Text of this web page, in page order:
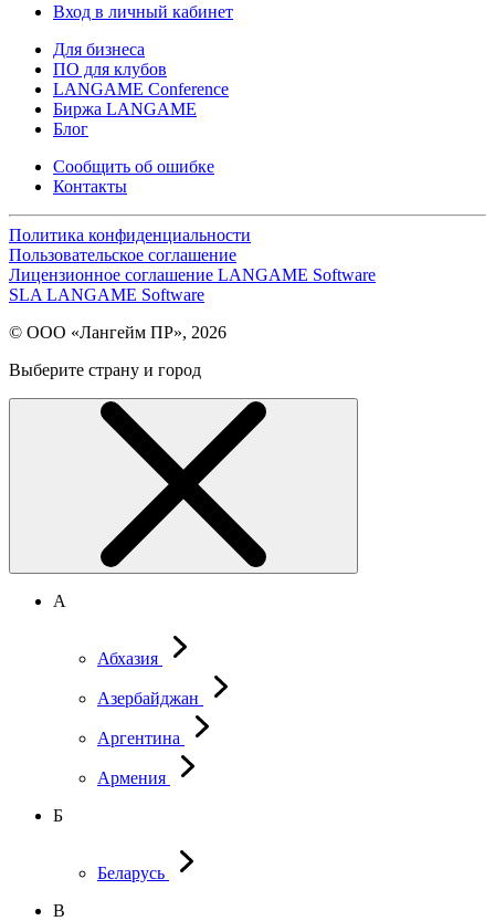
Вход в личный кабинет
Для бизнеса
ПО для клубов
LANGAME Conference
Биржа LANGAME
Блог
Сообщить об ошибке
Контакты
Политика конфиденциальности
Пользовательское соглашение
Лицензионное соглашение LANGAME Software
SLA LANGAME Software
© ООО «Лангейм ПР», 2026
Выберите страну и город
А
Абхазия
Азербайджан
Аргентина
Армения
Б
Беларусь
В